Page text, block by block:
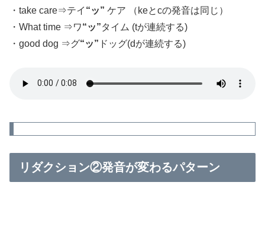
・take care⇒テイ “ッ” ケア （keとcの発音は同じ）
・What time ⇒ワ“ッ”タイム (tが連続する)
・good dog ⇒グ“ッ” ドッグ(dが連続する)
リダクション②発音が変わるパターン